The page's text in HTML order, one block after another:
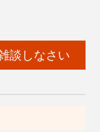
談しなさい